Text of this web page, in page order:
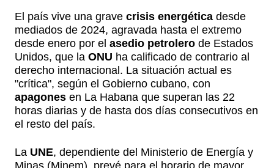
El país vive una grave crisis energética desde
mediados de 2024, agravada hasta el extremo
desde enero por el asedio petrolero de Estados
Unidos, que la ONU ha calificado de contrario al
derecho internacional. La situación actual es
"crítica", según el Gobierno cubano, con
apagones en La Habana que superan las 22
horas diarias y de hasta dos días consecutivos en
el resto del país.
La UNE, dependiente del Ministerio de Energía y